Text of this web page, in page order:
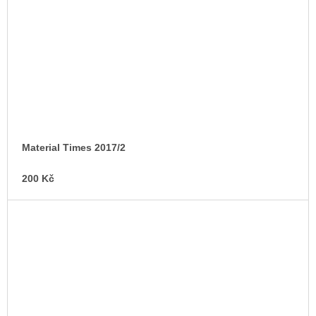
Material Times 2017/2
200 Kč